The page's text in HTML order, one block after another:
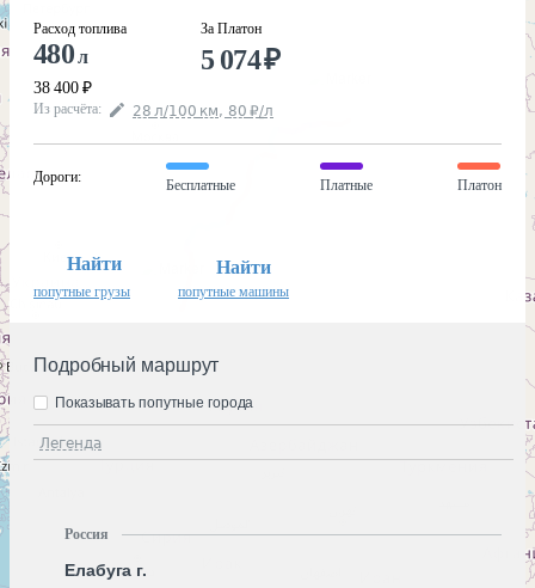
Расход топлива
480л
38 400 ₽
За Платон
5 074₽
Из расчёта: 28 л/100 км, 80 ₽/л
Дороги:
Бесплатные Платные Платон
Найти
попутные грузы
Найти
попутные машины
Подробный маршрут
Легенда
Показывать попутные города
Россия
Елабуга г.